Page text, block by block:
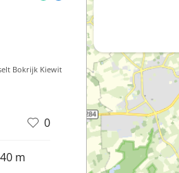
Bokrijk Kiewit
0
m